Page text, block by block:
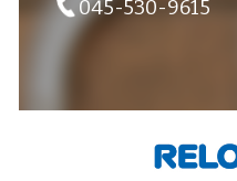
045-530-9615